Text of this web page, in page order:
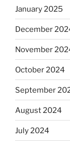
January 2025
December
November
October 2024
September
August 2024
July 2024